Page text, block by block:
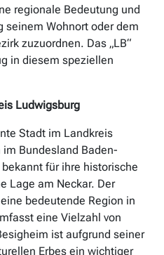
regionale Bedeutung und
seinem Wohnort oder dem
zuzuordnen. Das „LB“
in diesem speziellen
Ludwigsburg
Stadt im Landkreis
Bundesland Baden-
für ihre historische
Lage am Neckar. Der
bedeutende Region in
eine Vielzahl von
ist aufgrund seiner
Erbes ein wichtiger